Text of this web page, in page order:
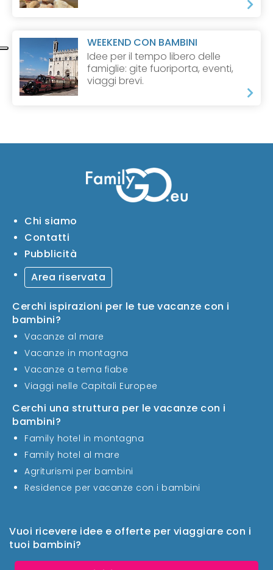
WEEKEND CON BAMBINI
Idee per il tempo libero delle
famiglie: gite fuoriporta, eventi,
viaggi brevi.
Vuoi ricevere idee e offerte per viaggiare con i
tuoi bambini?
Chi siamo
Contatti
Pubblicità
Area riservata
Cerchi ispirazioni per le tue vacanze con i
bambini?
Vacanze al mare
Vacanze in montagna
Vacanze a tema fiabe
Viaggi nelle Capitali Europee
Cerchi una struttura per le vacanze con i
bambini?
Family hotel in montagna
Family hotel al mare
Agriturismi per bambini
Residence per vacanze con i bambini